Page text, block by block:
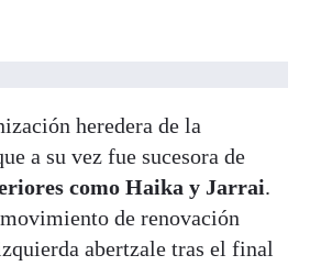
heredera de la
a su vez fue sucesora de
como Haika y Jarrai.
de renovación
abertzale tras el final